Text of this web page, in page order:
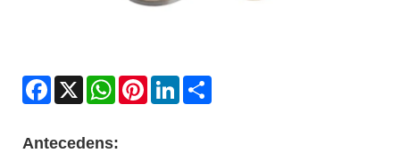
Facebook
X WhatsAppPinterestLinkedIn
Antecedens: